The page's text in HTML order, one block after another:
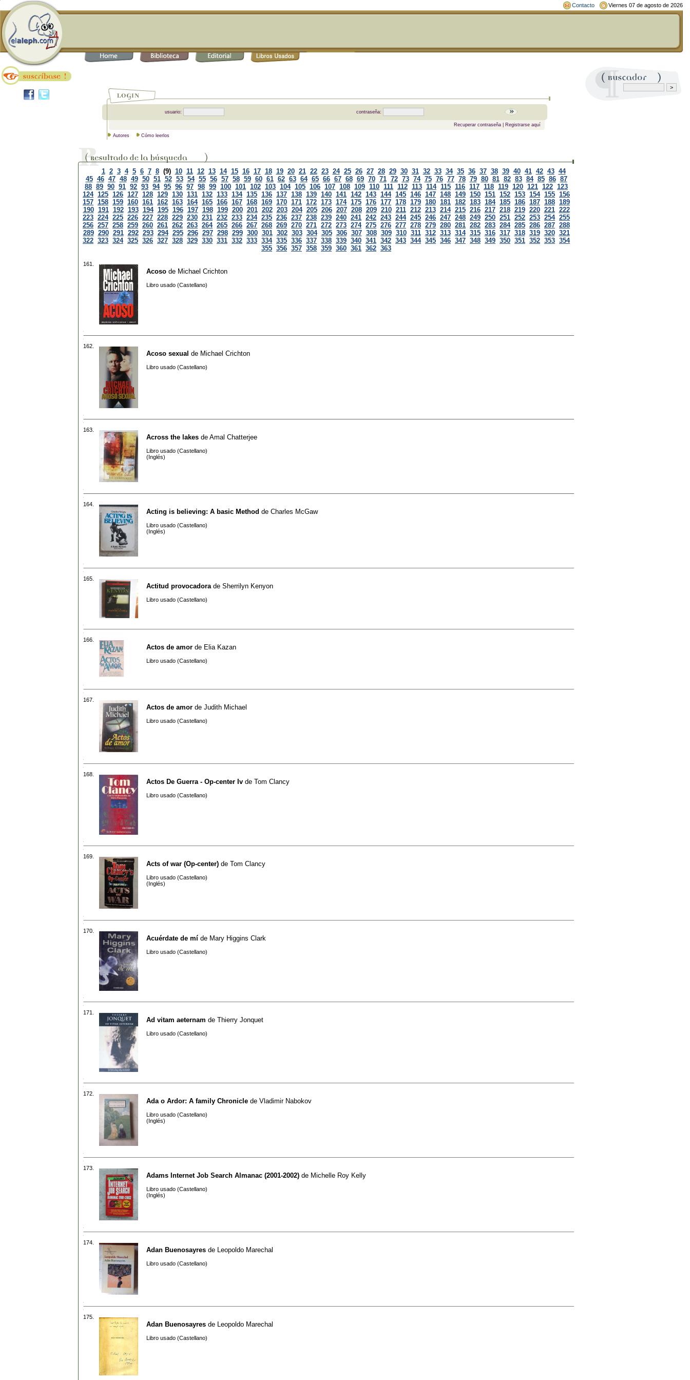
Contacto Viernes 07 de agosto de 2026
usuario: contraseña:
Recuperar contraseña| Registrarse aquí
Autores Cómo leerlos
1 2 3 4 5 6 7 8 (9) 10 11 12 13 14 15 16 17 18 19 20 21 22 23 24 25 26 27 28 29 30 31 32 33 34 35 36 37 38 39 40 41 42 43 44
45 46 47 48 49 50 51 52 53 54 55 56 57 58 59 60 61 62 63 64 65 66 67 68 69 70 71 72 73 74 75 76 77 78 79 80 81 82 83 84 85 86 87
88 89 90 91 92 93 94 95 96 97 98 99 100 101 102 103 104 105 106 107 108 109 110 111 112 113 114 115 116 117 118 119 120 121 122 123
124 125 126 127 128 129 130 131 132 133 134 135 136 137 138 139 140 141 142 143 144 145 146 147 148 149 150 151 152 153 154 155 156
157 158 159 160 161 162 163 164 165 166 167 168 169 170 171 172 173 174 175 176 177 178 179 180 181 182 183 184 185 186 187 188 189
190 191 192 193 194 195 196 197 198 199 200 201 202 203 204 205 206 207 208 209 210 211 212 213 214 215 216 217 218 219 220 221 222
223 224 225 226 227 228 229 230 231 232 233 234 235 236 237 238 239 240 241 242 243 244 245 246 247 248 249 250 251 252 253 254 255
256 257 258 259 260 261 262 263 264 265 266 267 268 269 270 271 272 273 274 275 276 277 278 279 280 281 282 283 284 285 286 287 288
289 290 291 292 293 294 295 296 297 298 299 300 301 302 303 304 305 306 307 308 309 310 311 312 313 314 315 316 317 318 319 320 321
322 323 324 325 326 327 328 329 330 331 332 333 334 335 336 337 338 339 340 341 342 343 344 345 346 347 348 349 350 351 352 353 354
355 356 357 358 359 360 361 362 363
161.
Acoso de Michael Crichton
Libro usado (Castellano)
162.
Acoso sexual de Michael Crichton
Libro usado (Castellano)
163.
Across the lakes de Amal Chatterjee
Libro usado (Castellano)
(Inglés)
164.
Acting is believing: A basic Method de Charles McGaw
Libro usado (Castellano)
(Inglés)
165.
Actitud provocadora de Sherrilyn Kenyon
Libro usado (Castellano)
166.
Actos de amor de Elia Kazan
Libro usado (Castellano)
167.
Actos de amor de Judith Michael
Libro usado (Castellano)
168.
Actos De Guerra - Op-center Iv de Tom Clancy
Libro usado (Castellano)
169.
Acts of war (Op-center) de Tom Clancy
Libro usado (Castellano)
(Inglés)
170.
Acuérdate de mí de Mary Higgins Clark
Libro usado (Castellano)
171.
Ad vitam aeternam de Thierry Jonquet
Libro usado (Castellano)
172.
Ada o Ardor: A family Chronicle de Vladimir Nabokov
Libro usado (Castellano)
(Inglés)
173.
Adams Internet Job Search Almanac (2001-2002) de Michelle Roy Kelly
Libro usado (Castellano)
(Inglés)
174.
Adan Buenosayres de Leopoldo Marechal
Libro usado (Castellano)
175.
Adan Buenosayres de Leopoldo Marechal
Libro usado (Castellano)